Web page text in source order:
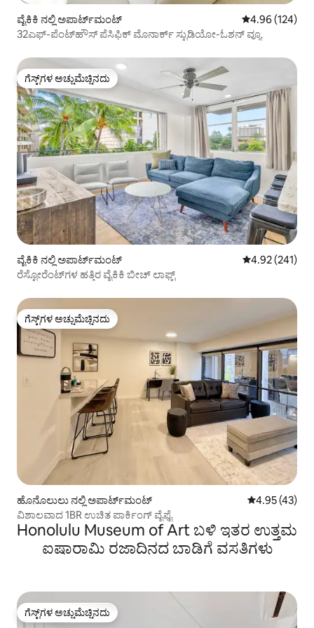
ವೈಕಿಕಿ ನಲ್ಲಿ ಅಪಾರ್ಟ್‌ಮಂಟ್ 5 ರಲ್ಲಿ 4.96
4.96 (124)
32ಎಫ್-ಪೆಂಟ್‌ಹೌಸ್ ಪೆಸಿಫಿಕ್ ಮೊನಾರ್ಕ್ ಸ್ಟುಡಿಯೋ-ಓಶನ್ ವ್ಯೂ
ಗೆಸ್ಟ್‌ಗಳ ಅಚ್ಚುಮೆಚ್ಚಿನದು
ಗೆಸ್ಟ್‌ಗಳ ಅಚ್ಚುಮೆಚ್ಚಿನದು
ವೈಕಿಕಿ ನಲ್ಲಿ ಅಪಾರ್ಟ್‌ಮಂಟ್ 5 ರಲ್ಲಿ 4.92
4.92 (241)
ರೆಸ್ಟೋರೆಂಟ್‌ಗಳ ಹತ್ತಿರ ವೈಕಿಕಿ ಬೀಚ್ ಲಾಫ್ಟ್
ಗೆಸ್ಟ್‌ಗಳ ಅಚ್ಚುಮೆಚ್ಚಿನದು
ಗೆಸ್ಟ್‌ಗಳ ಅಚ್ಚುಮೆಚ್ಚಿನದು
ಹೊನೊಲುಲು ನಲ್ಲಿ ಅಪಾರ್ಟ್‌ಮಂಟ್ 5 ರಲ್ಲಿ 4.95
4.95 (43)
ವಿಶಾಲವಾದ 1BR ಉಚಿತ ಪಾರ್ಕಿಂಗ್ ವೈಫೈ
Honolulu Museum of Art ಬಳಿ ಇತರ ಉತ್ತಮ
ಐಷಾರಾಮಿ ರಜಾದಿನದ ಬಾಡಿಗೆ ವಸತಿಗಳು
ಗೆಸ್ಟ್‌ಗಳ ಅಚ್ಚುಮೆಚ್ಚಿನದು
ಗೆಸ್ಟ್‌ಗಳ ಅಚ್ಚುಮೆಚ್ಚಿನದು